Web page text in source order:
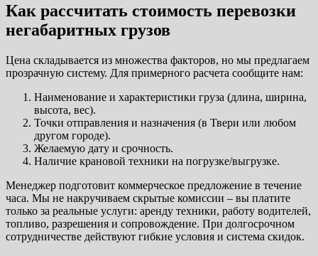
Как рассчитать стоимость перевозки
негабаритных грузов
Цена складывается из множества факторов, но мы предлагаем
прозрачную систему. Для примерного расчета сообщите нам:
Наименование и характеристики груза (длина, ширина,
высота, вес).
Точки отправления и назначения (в Твери или любом
другом городе).
Желаемую дату и срочность.
Наличие крановой техники на погрузке/выгрузке.
Менеджер подготовит коммерческое предложение в течение
часа. Мы не накручиваем скрытые комиссии – вы платите
только за реальные услуги: аренду техники, работу водителей,
топливо, разрешения и сопровождение. При долгосрочном
сотрудничестве действуют гибкие условия и система скидок.